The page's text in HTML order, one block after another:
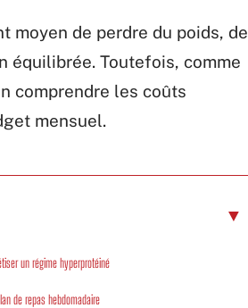
moyen de perdre du poids, de
équilibrée. Toutefois, comme
comprendre les coûts
mensuel.
un régime hyperprotéiné
de repas hebdomadaire